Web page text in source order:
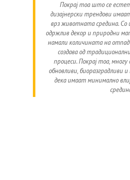
Покрај тоа што се
дизајнерски трендови
врз животната средина.
одржлив декор и природни
намали количината на
создава од
процеси. Покрај тоа,
обновливи, биоразградливи
дека имаат минимално